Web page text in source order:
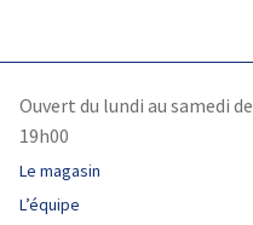
Ouvert du lundi au samedi
19h00
Le magasin
L’équipe